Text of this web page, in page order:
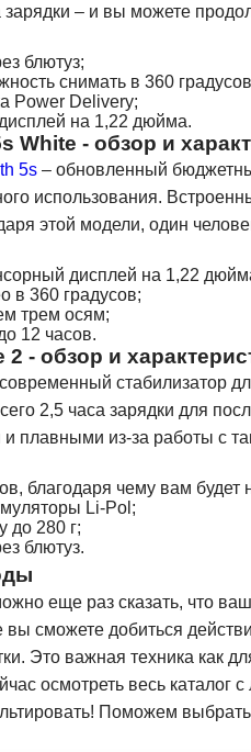
зарядки – и вы можете
блютуз;
снимать в 360
Power Delivery;
на 1,22 дюйма.
White - обзор и
5s – обновленный
использования.
этой модели, один
дисплей на 1,22
в 360 градусов;
трем осям;
12 часов.
- обзор и
стабилизатор
2,5 часа зарядки для
плавными из-за работы с
благодаря чему вам будет
Li-Pol;
до 280 г;
блютуз.
еще раз сказать, что
вы сможете добиться
Это важная техника как
осмотреть весь
Поможем